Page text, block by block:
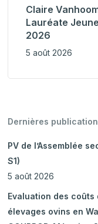
Claire
Lauréate
2026
5 août 2026
Dernières
PV de l’Assemblée
S1)
5 août 2026
Evaluation des
élevages ovins en